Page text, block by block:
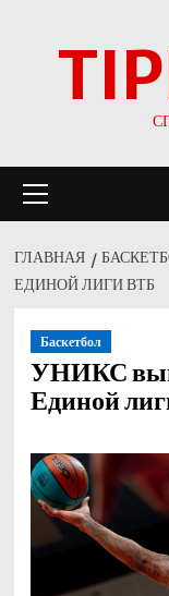
меню
ГЛАВНАЯ
ЕДИНОЙ ЛИГИ ВТБ
Баскетбол
УНИКС
Единой